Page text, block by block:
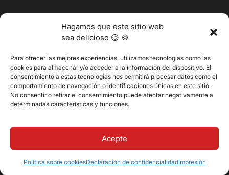
Hagamos que este sitio web
sea delicioso 😋 🍪
Para ofrecer las mejores experiencias, utilizamos tecnologías como las
cookies para almacenar y/o acceder a la información del dispositivo. El
consentimiento a estas tecnologías nos permitirá procesar datos como el
comportamiento de navegación o identificaciones únicas en este sitio.
No consentir o retirar el consentimiento puede afectar negativamente a
determinadas características y funciones.
Acepte
Política sobre cookiesDeclaración de confidencialidadImpresión
Reciba un gran consejo en
su bandeja de entrada cada
dos semanas